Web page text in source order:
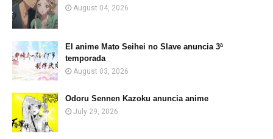
August 04, 2026
El anime Mato Seihei no Slave anuncia 3ª
temporada
August 03, 2026
Odoru Sennen Kazoku anuncia anime
July 29, 2026